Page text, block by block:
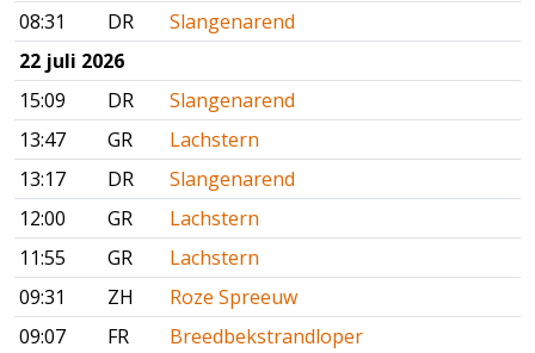
08:31
DR
Slangenarend
22 juli 2026
15:09
DR
Slangenarend
13:47
GR
Lachstern
13:17
DR
Slangenarend
12:00
GR
Lachstern
11:55
GR
Lachstern
09:31
ZH
Roze Spreeuw
09:07
FR
Breedbekstrandloper